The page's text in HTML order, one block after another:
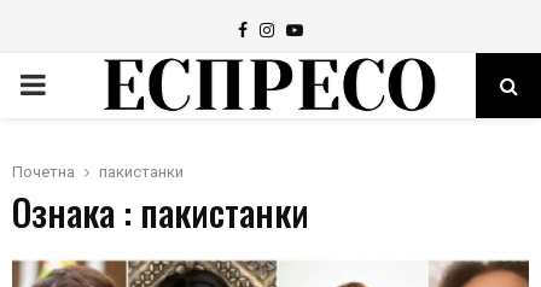
Facebook
Instagram
Youtube
PRIMARY
Почетна пакистанки
Ознака : пакистанки